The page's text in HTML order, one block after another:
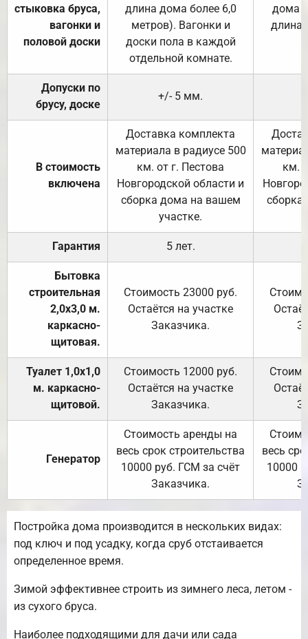
стыковка бруса,
вагонки и
половой доски
длина дома более 6,0
метров). Вагонки и
доски пола в каждой
отдельной комнате.
дома
длина
Допуски по
брусу, доске
+/- 5 мм.
В стоимость
включена
Доставка комплекта
материала в радиусе 500
км. от г. Пестова
Новгородской области и
сборка дома на вашем
участке.
км.
Гарантия 5 лет.
Бытовка
строительная
2,0х3,0 м.
каркасно-
щитовая.
Стоимость 23000 руб.
Остаётся на участке
Заказчика.
Туалет 1,0х1,0
м. каркасно-
щитовой.
Стоимость 12000 руб.
Остаётся на участке
Заказчика.
Генератор
Стоимость аренды на
весь срок строительства
10000 руб. ГСМ за счёт
Заказчика.
весь
10000
Постройка дома производится в нескольких видах:
под ключ и под усадку, когда сруб отстаивается
определенное время.
Зимой эффективнее строить из зимнего леса, летом -
из сухого бруса.
Наиболее подходящими для дачи или сада